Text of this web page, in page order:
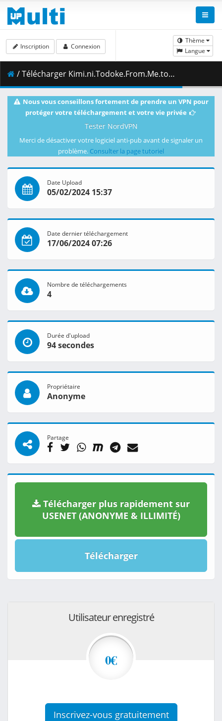
Thème
Langue
Inscription Connexion
/ Télécharger Kimi.ni.Todoke.From.Me.to.You.S02E06.1080p.Blu-ray.Opus2.0.x264.10-bit-NoEffort.mkv.003 ( 419.13 MB )
Nous vous conseillons fortement de prendre un VPN pour
protéger votre téléchargement et votre vie privée
Tester NordVPN
Merci de désactiver votre logiciel anti-pub avant de signaler un
problème. Consulter la page tutoriel
Date Upload
05/02/2024 15:37
Date dernier téléchargement
17/06/2024 07:26
Nombre de téléchargements
4
Durée d'upload
94 secondes
Propriétaire
Anonyme
Partage
Télécharger plus rapidement sur
USENET (ANONYME & ILLIMITÉ)
Télécharger
Utilisateur enregistré
0€
Inscrivez-vous gratuitement